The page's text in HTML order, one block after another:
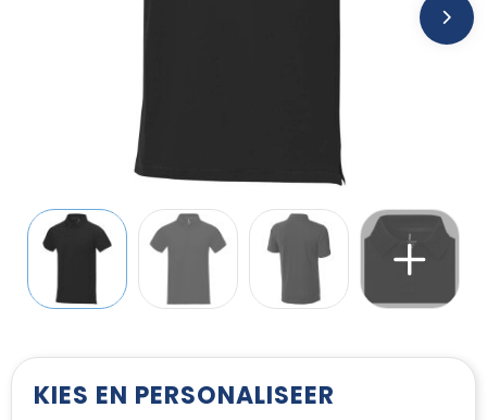
Regenkleding
T-Shirts
Vesten
KIES EN PERSONALISEER